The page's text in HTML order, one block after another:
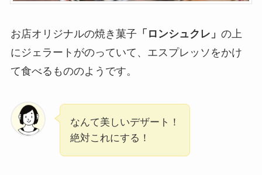
お店オリジナルの焼き菓子 「ロンシュクレ」 の上
にジェラートがのっていて、エスプレッソをかけ
て食べるもののようです。
なんて美しいデザート！
絶対これにする！